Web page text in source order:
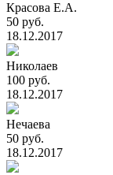
Красова Е.А.
50 руб.
18.12.2017
Николаев
100 руб.
18.12.2017
Нечаева
50 руб.
18.12.2017